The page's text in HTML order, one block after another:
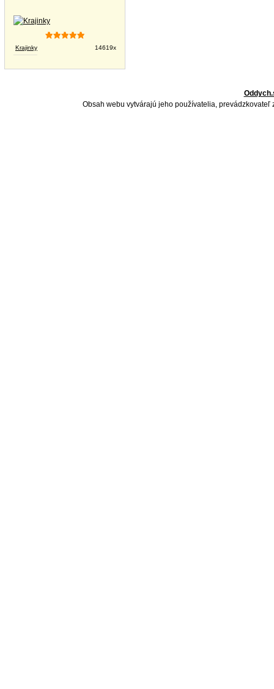
Krajinky 14619x
Obsah webu vytvárajú jeho používatelia,